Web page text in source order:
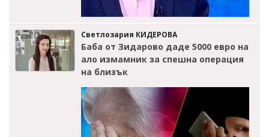
Светлозария КИДЕРОВА
Баба от Зидарово даде 5000 евро на
ало измамник за спешна операция
на близък